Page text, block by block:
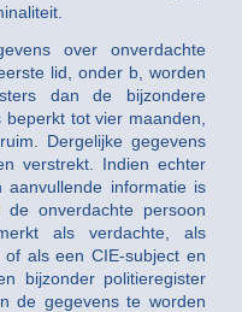
over onverdachte
lid, onder b, worden
dan de bijzondere
tot vier maanden,
Dergelijke gegevens
verstrekt. Indien echter
informatie is
onverdachte persoon
als verdachte, als
als een CIE-subject en
bijzonder politieregister
de gegevens te worden